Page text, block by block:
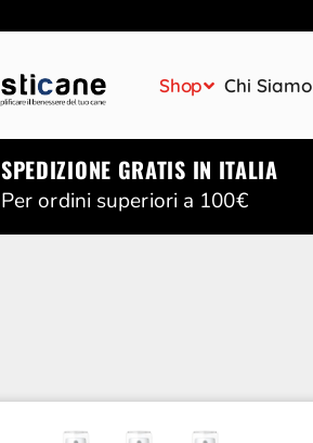
Shop Chi Siamo
SPEDIZIONE GRATIS IN ITALIA
Per ordini superiori a 100€